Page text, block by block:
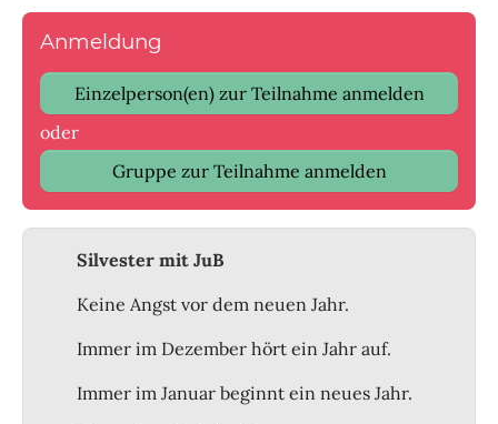
Anmeldung
Einzelperson(en) zur Teilnahme anmelden
oder
Gruppe zur Teilnahme anmelden
Silvester mit JuB
Keine Angst vor dem neuen Jahr.
Immer im Dezember hört ein Jahr auf.
Immer im Januar beginnt ein neues Jahr.